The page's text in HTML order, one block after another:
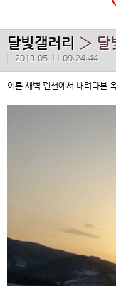
달빛갤러리 › 달
2013.05.11 09:24:44
이른 새벽 펜션에서 내려다본